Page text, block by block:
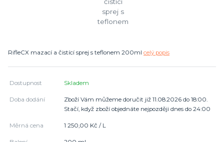
RifleCX mazací a čistící sprej s teflonem 200ml celý popis
Dostupnost Skladem
Doba dodání
Zboží Vám můžeme doručit již 11.08.2026 do 18:00.
Stačí, když zboží objednáte nejpozději dnes do 24:00
Měrná cena 1 250,00 Kč / L